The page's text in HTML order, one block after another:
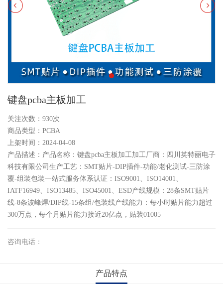
键盘pcba主板加工
关注次数： 930次
商品类型：PCBA
上架时间：2024-04-08
产品描述：产品名称：键盘pcba主板加工加工厂商：四川英特丽电子
科技有限公司生产工艺：SMT贴片-DIP插件-功能/老化测试-三防涂
覆-组装包装一站式服务体系认证：ISO9001、ISO14001、
IATF16949、ISO13485、ISO45001、ESD产线规模：28条SMT贴片
线-8条波峰焊/DIP线-15条组/包装线产线能力：每小时贴片能力超过
300万点，每个月贴片能力接近20亿点，贴装01005
咨询电话：
产品特点